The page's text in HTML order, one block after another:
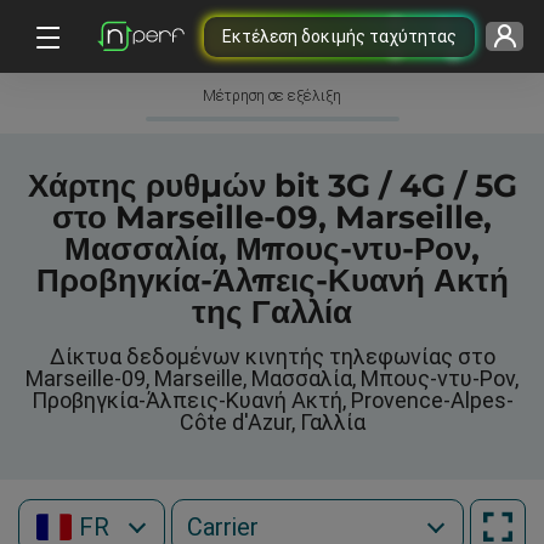
Εκτέλεση δοκιμής ταχύτητας
Μέτρηση σε εξέλιξη
Χάρτης ρυθμών bit 3G / 4G / 5G
στο Marseille-09, Marseille,
Μασσαλία, Μπους-ντυ-Ρον,
Προβηγκία-Άλπεις-Κυανή Ακτή
της Γαλλία
Δίκτυα δεδομένων κινητής τηλεφωνίας στο
Marseille-09, Marseille, Μασσαλία, Μπους-ντυ-Ρον,
Προβηγκία-Άλπεις-Κυανή Ακτή, Provence-Alpes-
Côte d'Azur, Γαλλία
FR